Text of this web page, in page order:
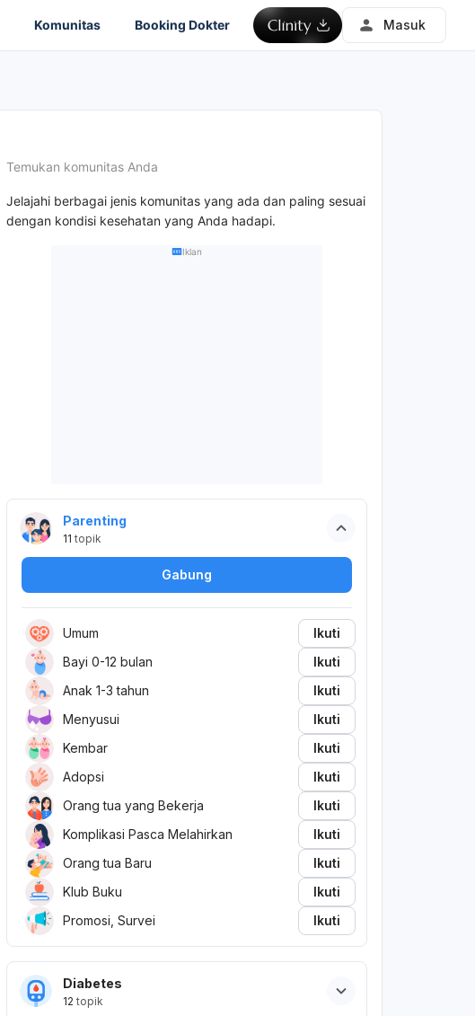
Komunitas Booking Dokter Masuk
Temukan komunitas Anda
Jelajahi berbagai jenis komunitas yang ada dan paling sesuai
dengan kondisi kesehatan yang Anda hadapi.
Iklan
Parenting
11 topik
Gabung
Umum
Ikuti
Bayi 0-12 bulan
Ikuti
Anak 1-3 tahun
Ikuti
Menyusui
Ikuti
Kembar
Ikuti
Adopsi
Ikuti
Orang tua yang Bekerja
Ikuti
Komplikasi Pasca Melahirkan
Ikuti
Orang tua Baru
Ikuti
Klub Buku
Ikuti
Promosi, Survei
Ikuti
Diabetes
12 topik